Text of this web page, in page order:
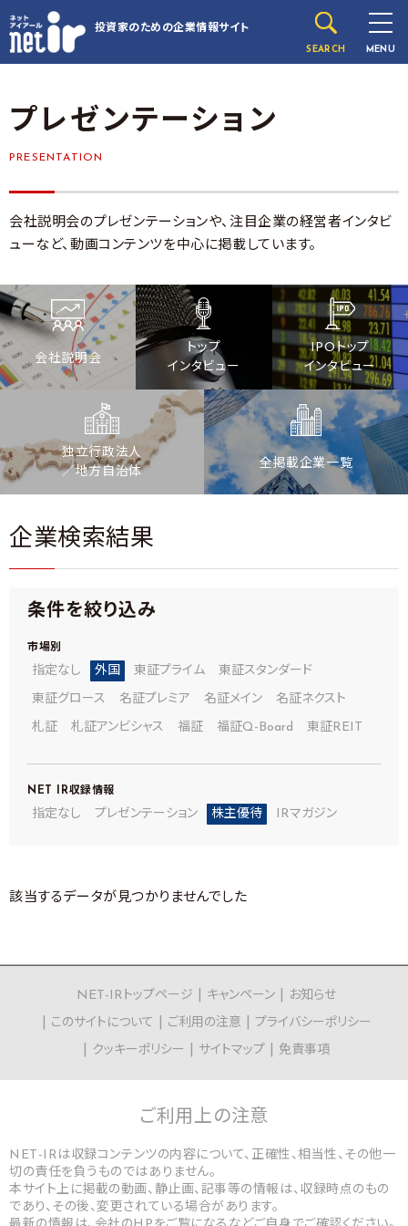
投資家のための企業情報サイト
SEARCH MENU
プレゼンテーション
PRESENTATION
会社説明会のプレゼンテーションや、注目企業の経営者インタビ
ューなど、動画コンテンツを中心に掲載しています。
会社説明会
トップ
インタビュー
IPOトップ
インタビュー
独立行政法人
／地方自治体
全掲載企業一覧
企業検索結果
条件を絞り込み
市場別
指定なし 外国 東証プライム 東証スタンダード
東証グロース 名証プレミア 名証メイン 名証ネクスト
札証 札証アンビシャス 福証 福証Q-Board 東証REIT
NET IR収録情報
指定なし プレゼンテーション 株主優待 IRマガジン
該当するデータが見つかりませんでした
NET-IRトップページ キャンペーン
お知らせ
このサイトについて
ご利用の注意
プライバシーポリシー
クッキーポリシー
サイトマップ 免責事項
ご利用上の注意
NET-IRは収録コンテンツの内容について、正確性、相当性、その他一
切の責任を負うものではありません。
本サイト上に掲載の動画、静止画、記事等の情報は、収録時点のもの
であり、その後、変更されている場合があります。